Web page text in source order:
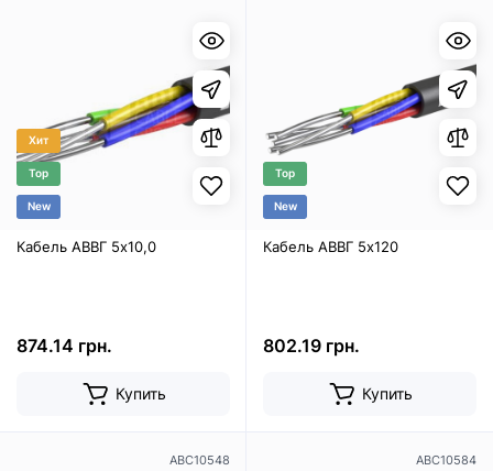
Хит
Top
New
Кабель АВВГ 5х10,0
874.14 грн.
Купить
Top
New
Кабель АВВГ 5х120
802.19 грн.
Купить
ABC10548 ABC10584